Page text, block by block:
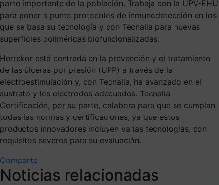
parte importante de la población. Trabaja con la UPV-EHU
para poner a punto protocolos de inmunodetección en los
que se basa su tecnología y con Tecnalia para nuevas
superficies poliméricas biofuncionalizadas.
Herrekor está centrada en la prevención y el tratamiento
de las úlceras por presión (UPP) a través de la
electroestimulación y, con Tecnalia, ha avanzado en el
sustrato y los electrodos adecuados. Tecnalia
Certificación, por su parte, colabora para que se cumplan
todas las normas y certificaciones, ya que estos
productos innovadores incluyen varias tecnologías, con
requisitos severos para su evaluación.
Comparte
Noticias relacionadas